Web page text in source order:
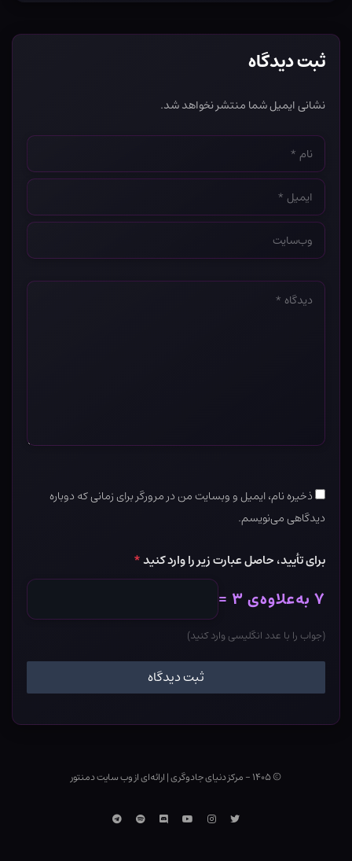
ثبت دیدگاه
نشانی ایمیل شما منتشر نخواهد شد.
نام
*
ایمیل
*
وب‌سایت
*
دیدگاه
ذخیره نام، ایمیل و وبسایت من در مرورگر برای زمانی که دوباره
دیدگاهی می‌نویسم.
برای تأیید، حاصل عبارت زیر را وارد کنید*
۷ به‌علاوه‌ی ۳ =
(جواب را با عدد انگلیسی وارد کنید)
© ۱۴۰۵ - مرکز دنیای جادوگری |ارائه‌ای از وب ‌سایت دمنتور
توییتراینستاگرام
یوتوبDiscordاسپاتیفایتلگرام